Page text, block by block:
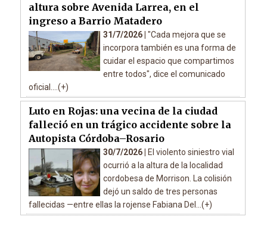
altura sobre Avenida Larrea, en el
ingreso a Barrio Matadero
31/7/2026 | "Cada mejora que se
incorpora también es una forma de
cuidar el espacio que compartimos
entre todos", dice el comunicado
oficial....(+)
Luto en Rojas: una vecina de la ciudad
falleció en un trágico accidente sobre la
Autopista Córdoba–Rosario
30/7/2026 |
El violento siniestro vial
ocurrió a la altura de la localidad
cordobesa de Morrison. La colisión
dejó un saldo de tres personas
fallecidas —entre ellas la rojense Fabiana Del...(+)